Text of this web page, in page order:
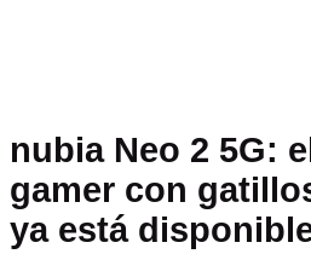
nubia Neo 2 5G:
gamer con
ya está